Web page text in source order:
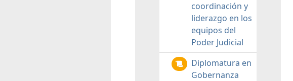
coordinación y
liderazgo en los
equipos del
Poder Judicial
Diplomatura en
Gobernanza